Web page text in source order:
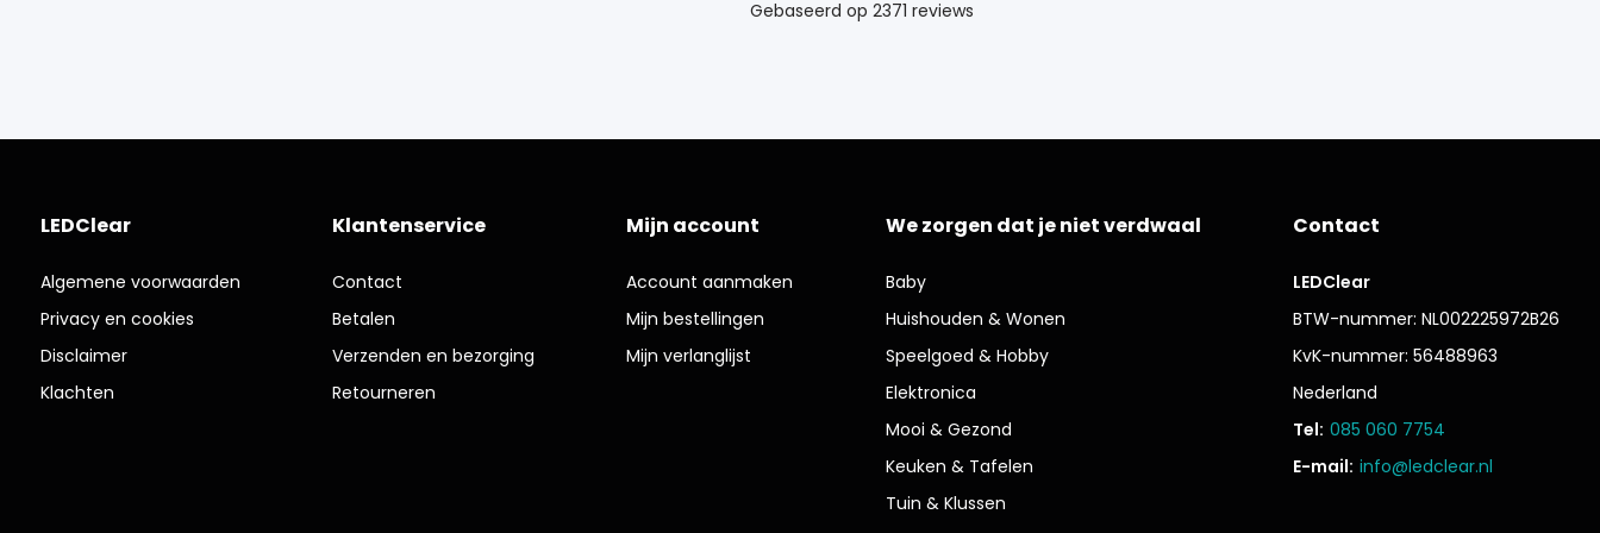
LEDClear
Algemene voorwaarden
Privacy en cookies
Disclaimer
Klachten
Klantenservice
Contact
Betalen
Verzenden en bezorging
Retourneren
Mijn account
Account aanmaken
Mijn bestellingen
Mijn verlanglijst
We zorgen dat je niet verdwaal
Baby
Huishouden & Wonen
Speelgoed & Hobby
Elektronica
Mooi & Gezond
Keuken & Tafelen
Tuin & Klussen
Contact
LEDClear
BTW-nummer: NL002225972B26
KvK-nummer: 56488963
Nederland
Tel: 085 060 7754
E-mail: info@ledclear.nl